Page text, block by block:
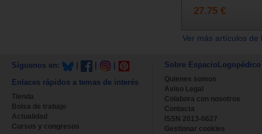
27.75 €
Ver más artículos
Síguenos en:
Enlaces rápidos a temas de interés
Tienda
Bolsa de trabajo
Actualidad
Cursos y congresos
Sobre EspacioLogopédico
Quienes somos
Aviso Legal
Colabora con nosotros
Contacta
ISSN 2013-0627
Gestionar cookies